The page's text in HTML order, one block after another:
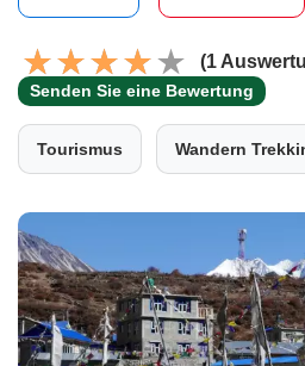
(1
Senden Sie eine Bewertung
Tourismus Wandern